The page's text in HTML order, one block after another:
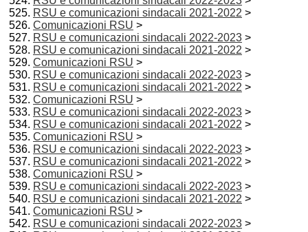
RSU e comunicazioni sindacali 2021-2022 >
Comunicazioni RSU >
RSU e comunicazioni sindacali 2022-2023 >
RSU e comunicazioni sindacali 2021-2022 >
Comunicazioni RSU >
RSU e comunicazioni sindacali 2022-2023 >
RSU e comunicazioni sindacali 2021-2022 >
Comunicazioni RSU >
RSU e comunicazioni sindacali 2022-2023 >
RSU e comunicazioni sindacali 2021-2022 >
Comunicazioni RSU >
RSU e comunicazioni sindacali 2022-2023 >
RSU e comunicazioni sindacali 2021-2022 >
Comunicazioni RSU >
RSU e comunicazioni sindacali 2022-2023 >
RSU e comunicazioni sindacali 2021-2022 >
Comunicazioni RSU >
RSU e comunicazioni sindacali 2022-2023 >